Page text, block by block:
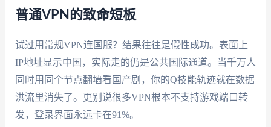
普通VPN的致命短板
试过用常规VPN连国服？结果往往是假性成功。表面上
IP地址显示中国，实际走的仍是公共国际通道。当千万人
同时用同个节点翻墙看国产剧，你的Q技能轨迹就在数据
洪流里消失了。更别说很多VPN根本不支持游戏端口转
发，登录界面永远卡在91%。